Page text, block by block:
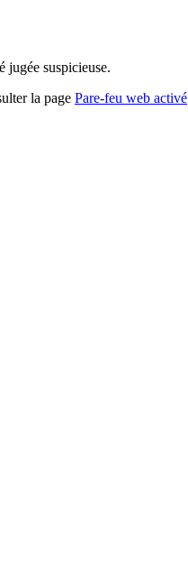
jugée suspicieuse.
la page Pare-feu web activé